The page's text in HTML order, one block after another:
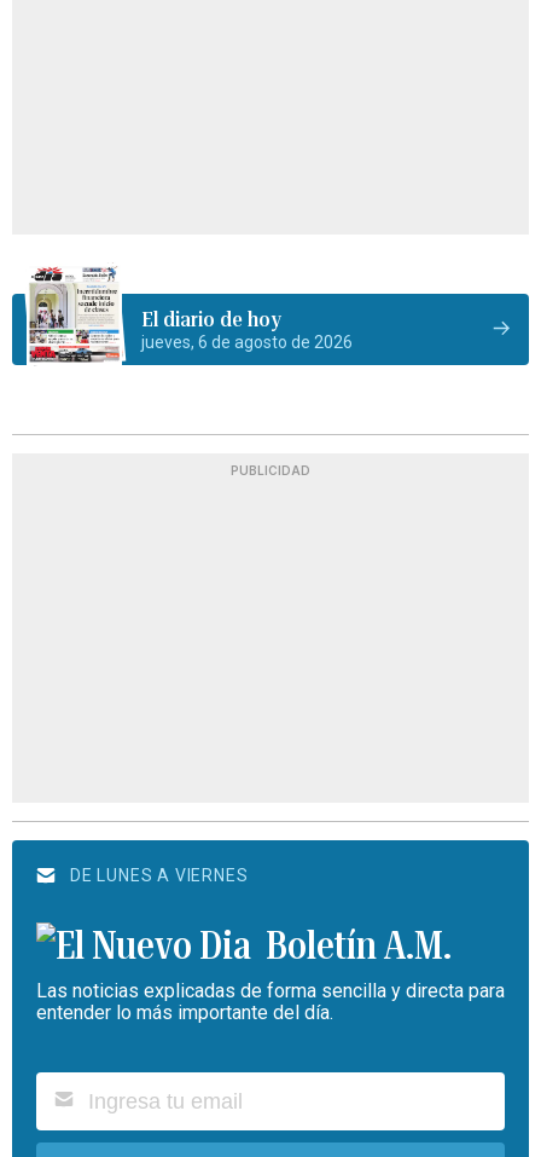
El diario de hoy
jueves, 6 de agosto de 2026
PUBLICIDAD
DE LUNES A VIERNES
Boletín A.M.
Las noticias explicadas de forma sencilla y directa para
entender lo más importante del día.